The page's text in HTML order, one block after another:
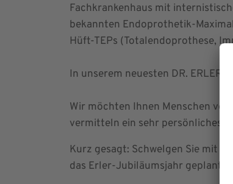
Fachkrankenhaus mit
bekannten Endoprothetik-
Hüft-TEPs (Totalendoprothese,
In unserem neuesten DR. ERLER
Wir möchten Ihnen Menschen
vermitteln ein sehr persönliches
Kurz gesagt: Schwelgen Sie mit
das Erler-Jubiläumsjahr geplant